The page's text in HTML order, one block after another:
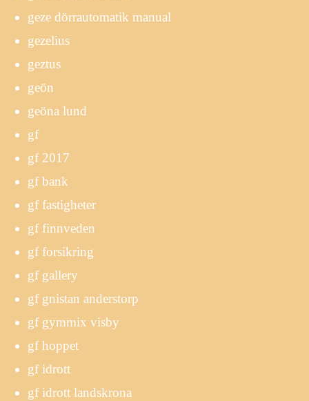
geze dörrautomatik manual
gezelius
geztus
geön
geöna lund
gf
gf 2017
gf bank
gf fastigheter
gf finnveden
gf forsikring
gf gallery
gf gnistan anderstorp
gf gymmix visby
gf hoppet
gf idrott
gf idrott landskrona